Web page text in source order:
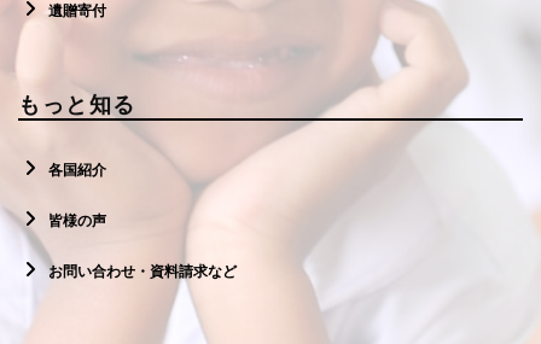
遺贈寄付
もっと知る
各国紹介
皆様の声
お問い合わせ・資料請求など